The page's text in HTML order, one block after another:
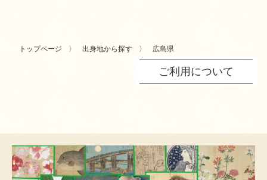
トップページ 出身地から探す 広島県
ご利用について